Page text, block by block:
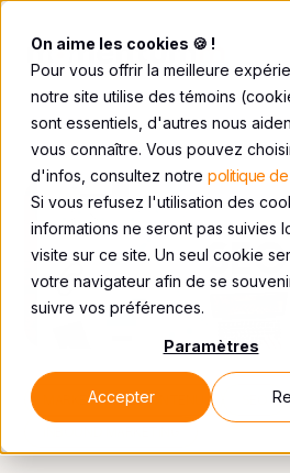
On aime les cookies 🍪 !
Pour vous offrir la meilleure
notre site utilise des témoins
sont essentiels, d'autres nous
vous connaître. Vous pouvez
d'infos, consultez notre politique
Si vous refusez l'utilisation des
informations ne seront pas suivies
visite sur ce site. Un seul cookie
votre navigateur afin de se
suivre vos préférences.
Paramètres
Accepter
MARKETING DE CONTENU